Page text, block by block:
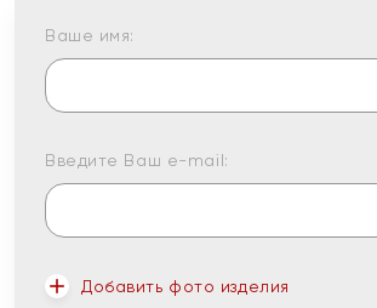
Ваше имя:
Введите Ваш e-mail:
Добавить фото изделия